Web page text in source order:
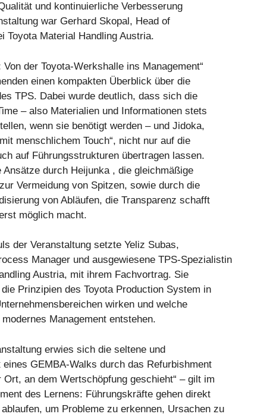
und kontinuierliche Verbesserung
war Gerhard Skopal, Head of
Toyota Material Handling Austria.
Von der Toyota-Werkshalle ins Management“
einen kompakten Überblick über die
TPS. Dabei wurde deutlich, dass sich die
– also Materialien und Informationen stets
wenn sie benötigt werden – und Jidoka,
menschlichem Touch“, nicht nur auf die
auf Führungsstrukturen übertragen lassen.
Ansätze durch Heijunka , die gleichmäßige
Vermeidung von Spitzen, sowie durch die
von Abläufen, die Transparenz schafft
möglich macht.
der Veranstaltung setzte Yeliz Subas,
Manager und ausgewiesene TPS-Spezialistin
Austria, mit ihrem Fachvortrag. Sie
Prinzipien des Toyota Production System in
wirken und welche
Management entstehen.
erwies sich die seltene und
GEMBA-Walks durch das Refurbishment
Ort, an dem Wertschöpfung geschieht“ – gilt im
des Lernens: Führungskräfte gehen direkt
um Probleme zu erkennen, Ursachen zu